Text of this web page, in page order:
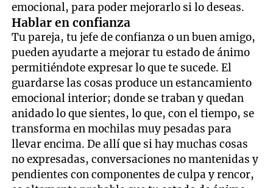
emocional, para poder mejorarlo si lo deseas.
Hablar en confianza
Tu pareja, tu jefe de confianza o un buen amigo,
pueden ayudarte a mejorar tu estado de ánimo
permitiéndote expresar lo que te sucede. El
guardarse las cosas produce un estancamiento
emocional interior; donde se traban y quedan
anidado lo que sientes, lo que, con el tiempo, se
transforma en mochilas muy pesadas para
llevar encima. De allí que si hay muchas cosas
no expresadas, conversaciones no mantenidas y
pendientes con componentes de culpa y rencor,